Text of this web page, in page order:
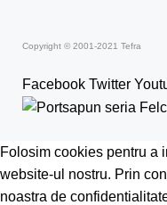
Copyright © 2001-2021 Tefra
Facebook Twitter
Folosim cookies pentru a
website-ul nostru. Prin
noastra de